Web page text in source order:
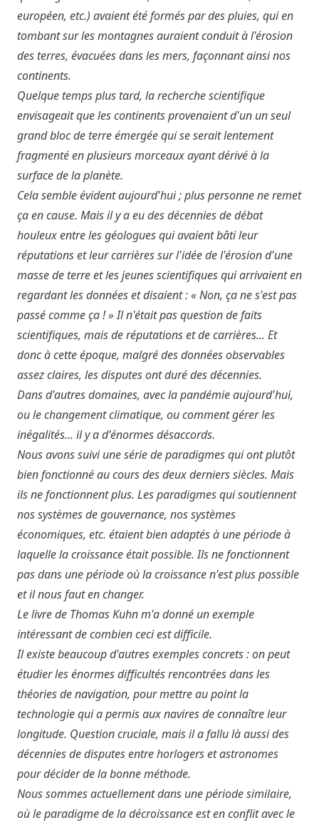
européen, etc.) avaient été formés par des pluies, qui en
tombant sur les montagnes auraient conduit à l'érosion
des terres, évacuées dans les mers, façonnant ainsi nos
continents.
Quelque temps plus tard, la recherche scientifique
envisageait que les continents provenaient d'un un seul
grand bloc de terre émergée qui se serait lentement
fragmenté en plusieurs morceaux ayant dérivé à la
surface de la planète.
Cela semble évident aujourd'hui ; plus personne ne remet
ça en cause. Mais il y a eu des décennies de débat
houleux entre les géologues qui avaient bâti leur
réputations et leur carrières sur l'idée de l'érosion d'une
masse de terre et les jeunes scientifiques qui arrivaient en
regardant les données et disaient : « Non, ça ne s'est pas
passé comme ça ! » Il n'était pas question de faits
scientifiques, mais de réputations et de carrières... Et
donc à cette époque, malgré des données observables
assez claires, les disputes ont duré des décennies.
Dans d'autres domaines, avec la pandémie aujourd'hui,
ou le changement climatique, ou comment gérer les
inégalités... il y a d'énormes désaccords.
Nous avons suivi une série de paradigmes qui ont plutôt
bien fonctionné au cours des deux derniers siècles. Mais
ils ne fonctionnent plus. Les paradigmes qui soutiennent
nos systèmes de gouvernance, nos systèmes
économiques, etc. étaient bien adaptés à une période à
laquelle la croissance était possible. Ils ne fonctionnent
pas dans une période où la croissance n'est plus possible
et il nous faut en changer.
Le livre de Thomas Kuhn m'a donné un exemple
intéressant de combien ceci est difficile.
Il existe beaucoup d'autres exemples concrets : on peut
étudier les énormes difficultés rencontrées dans les
théories de navigation, pour mettre au point la
technologie qui a permis aux navires de connaître leur
longitude. Question cruciale, mais il a fallu là aussi des
décennies de disputes entre horlogers et astronomes
pour décider de la bonne méthode.
Nous sommes actuellement dans une période similaire,
où le paradigme de la décroissance est en conflit avec le